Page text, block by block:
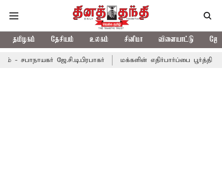
தமிழகம் தேசியம் உலகம் சினிமா விளையாட்டு
மக்களின் எதிர்பார்ப்பை பூர்த்தி செய்யாத